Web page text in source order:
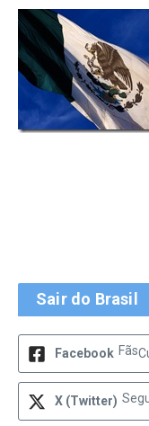
Sair do Brasil
Facebook Fãs
X (Twitter)